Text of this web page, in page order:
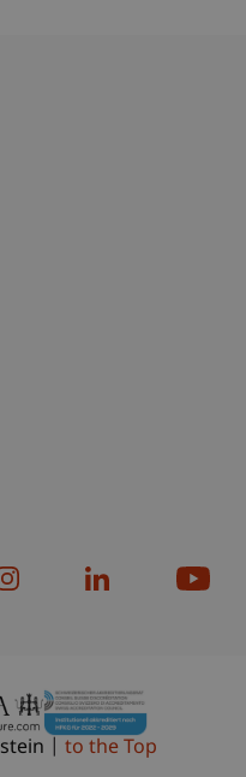
Verzeichnis
to the Top